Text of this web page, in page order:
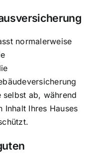
normalerweise
selbst ab, während
Inhalt Ihres Hauses